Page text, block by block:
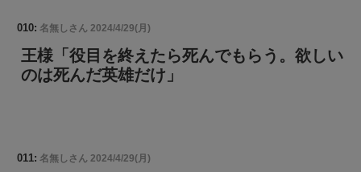
010: 名無しさん 2024/4/29(月)
王様「役目を終えたら死んでもらう。欲しい
のは死んだ英雄だけ」
011: 名無しさん 2024/4/29(月)